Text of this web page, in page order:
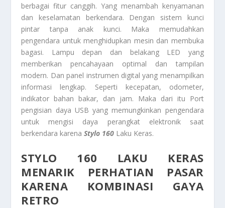
berbagai fitur canggih. Yang menambah kenyamanan
dan keselamatan berkendara. Dengan sistem kunci
pintar tanpa anak kunci. Maka memudahkan
pengendara untuk menghidupkan mesin dan membuka
bagasi. Lampu depan dan belakang LED yang
memberikan pencahayaan optimal dan tampilan
modern. Dan panel instrumen digital yang menampilkan
informasi lengkap. Seperti kecepatan, odometer,
indikator bahan bakar, dan jam. Maka dari itu Port
pengisian daya USB yang memungkinkan pengendara
untuk mengisi daya perangkat elektronik saat
berkendara karenaStylo 160 Laku Keras.
STYLO 160 LAKU KERAS
MENARIK PERHATIAN PASAR
KARENA KOMBINASI GAYA
RETRO